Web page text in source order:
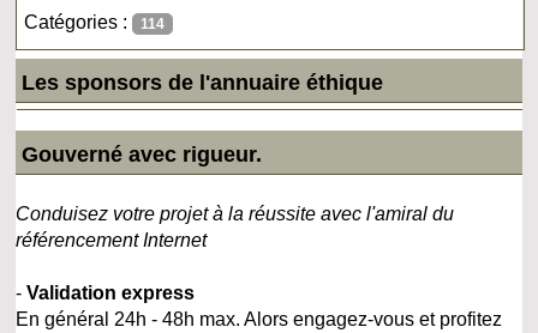
Catégories : 114
Les sponsors de l'annuaire éthique
Gouverné avec rigueur.
Conduisez votre projet à la réussite avec l'amiral du
référencement Internet
-Validation express
En général 24h - 48h max. Alors engagez-vous et profitez